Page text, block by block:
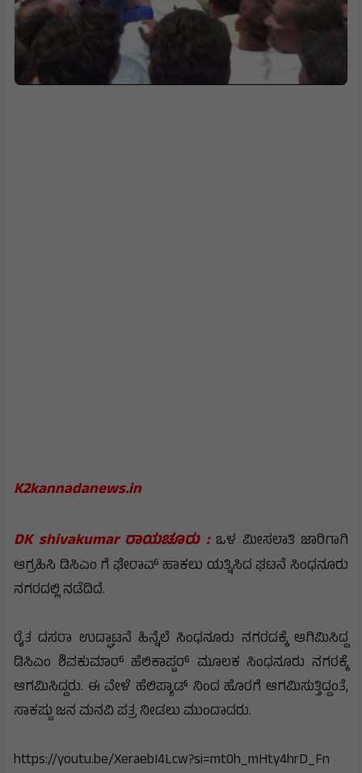
K2kannadanews.in
DK shivakumar ರಾಯಚೂರು :ಒಳ ಮೀಸಲಾತಿ ಜಾರಿಗಾಗಿ
ಆಗ್ರಹಿಸಿ ಡಿಸಿಎಂ ಗೆ ಘೇರಾವ್ ಹಾಕಲು ಯತ್ನಿಸಿದ ಘಟನೆ ಸಿಂಧನೂರು
ನಗರದಲ್ಲಿ ನಡೆದಿದೆ.
ರೈತ ದಸರಾ ಉದ್ಘಾಟನೆ ಹಿನ್ನೆಲೆ ಸಿಂಧನೂರು ನಗರದಕ್ಕೆ ಆಗಿಮಿಸಿದ್ದ
ಡಿಸಿಎಂ ಶಿವಕುಮಾರ್ ಹೆಲಿಕಾಪ್ಟರ್ ಮೂಲಕ ಸಿಂಧನೂರು ನಗರಕ್ಕೆ
ಆಗಮಿಸಿದ್ದರು. ಈ ವೇಳೆ ಹೆಲಿಪ್ಯಾಡ್ ನಿಂದ ಹೊರಗೆ ಆಗಮಿಸುತ್ತಿದ್ದಂತೆ,
ಸಾಕಷ್ಟು ಜನ ಮನವಿ ಪತ್ರ ನೀಡಲು ಮುಂದಾದರು.
https://youtu.be/XeraebI4Lcw?si=mt0h_mHty4hrD_Fn